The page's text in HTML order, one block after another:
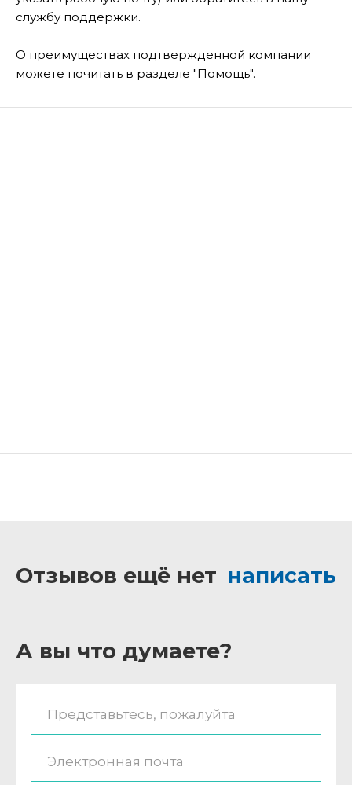
службу поддержки.
О преимуществах подтвержденной компании
можете почитать в разделе "Помощь".
Отзывов ещё нет написать
А вы что думаете?